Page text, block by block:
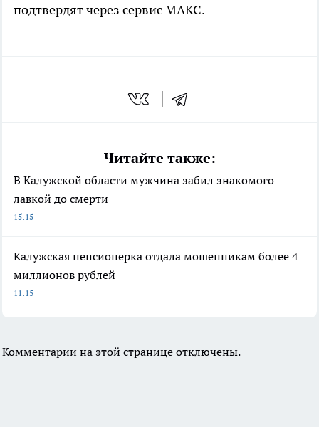
подтвердят через сервис МАКС.
Читайте также:
В Калужской области мужчина забил знакомого
лавкой до смерти
15:15
Калужская пенсионерка отдала мошенникам более 4
миллионов рублей
11:15
Комментарии на этой странице отключены.